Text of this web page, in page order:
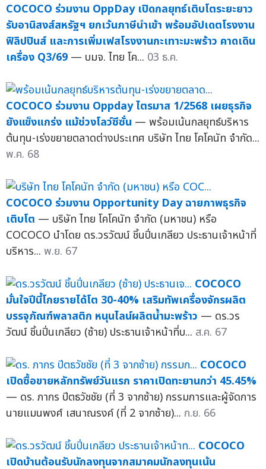
COCOCO ร่วมงาน OppDay เปิดกลยุทธ์เติบโตระยะยาว
รับอานิสงส์สหรัฐฯ ยกเว้นภาษีนำเข้า พร้อมอัปเดตโรงงาน
ฟิลิปปินส์ และการเพิ่มเฟสโรงงานกะเทาะมะพร้าว คาดเดิน
เครื่อง Q3/69 — บมจ. ไทย โค... 03 ธ.ค.
COCOCO ร่วมงาน Oppday ไตรมาส 1/2568 เผยธุรกิจ
ยังแข็งแกร่ง แม้ช่วงโลว์ซีซั่น — พร้อมเน้นกลยุทธ์บริหาร
ต้นทุน-เร่งขยายตลาดต่างประเทศ บริษัท ไทย โคโคนัท จำกัด...
พ.ค. 68
COCOCO ร่วมงาน Opportunity Day ฉายภาพธุรกิจ
เติบโต — บริษัท ไทย โคโคนัท จำกัด (มหาชน) หรือ
COCOCO นำโดย ดร.วรวัฒน์ ชิ้นปิ่นเกลียว ประธานเจ้าหน้าที่
บริหาร... พ.ย. 67
COCOCO
มั่นใจปีนี้โกยรายได้โต 30-40% เสริมทัพเครื่องจักรผลิต
บรรจุภัณฑ์พลาสติก หนุนไลน์ผลิตน้ำมะพร้าว — ดร.วร
วัฒน์ ชิ้นปิ่นเกลียว (ซ้าย) ประธานเจ้าหน้าที่บ... ส.ค. 67
COCOCO
เปิดซื้อขายหลักทรัพย์วันแรก ราคาเปิดทะยานกว่า 45.45%
— ดร. ภากร ปีตธวัชชัย (ที่ 3 จากซ้าย) กรรมการและผู้จัดการ
นายแมนพงศ์ เสนาณรงค์ (ที่ 2 จากซ้าย)... ก.ย. 66
COCOCO
เปิดบ้านต้อนรับนักลงทุนจากสมาคมนักลงทุนเน้น